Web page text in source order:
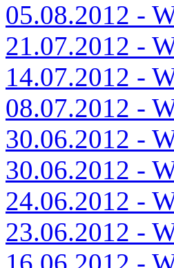
05.08.2012 -
21.07.2012 -
14.07.2012 -
08.07.2012 -
30.06.2012 -
30.06.2012 -
24.06.2012 -
23.06.2012 -